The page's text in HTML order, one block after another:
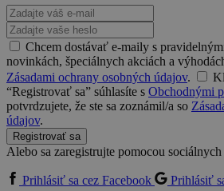
Chcem dostávať e-maily s
novinkách, špeciálnych akciách a
Zásadami ochrany osobných údajov.
“Registrovať sa” súhlasíte s Obchodnými
potvrdzujete, že ste sa zoznámil/a so
údajov.
Registrovať sa
Alebo sa zaregistrujte pomocou sociálnych
Prihlásiť sa cez Facebook
Prihlásiť